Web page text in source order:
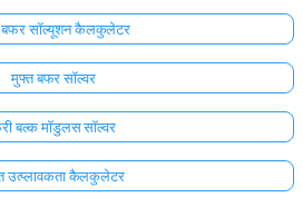
बफर सॉल्यूशन कैलकुलेटर
मुफ्त बफर सॉल्वर
बल्क मॉडुलस सॉल्वर
उत्प्लावकता कैलकुलेटर